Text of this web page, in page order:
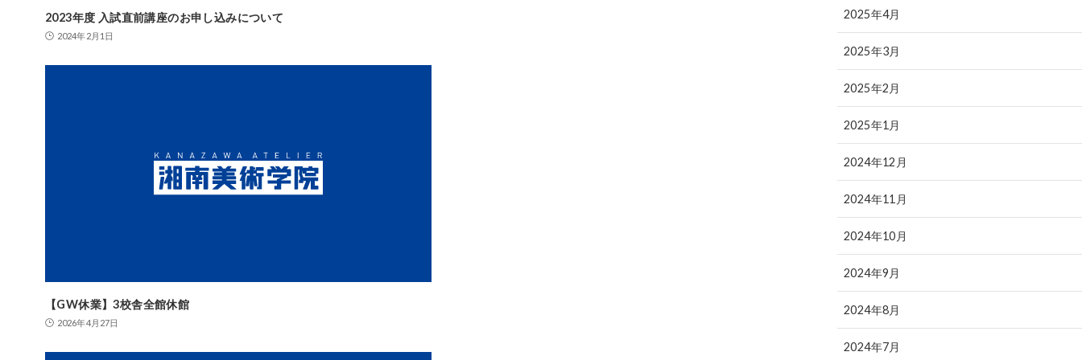
2023年度 入試直前講座のお申し込みについて
2024年2月1日
【GW休業】3校舎全館休館
2026年4月27日
2025年4月
2025年3月
2025年2月
2025年1月
2024年12月
2024年11月
2024年10月
2024年9月
2024年8月
2024年7月